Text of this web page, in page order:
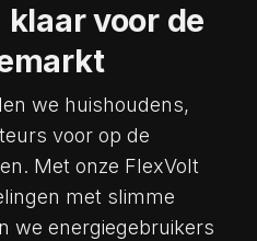
klaar voor de
we huishoudens,
voor op de
Met onze FlexVolt
met slimme
we energiegebruikers